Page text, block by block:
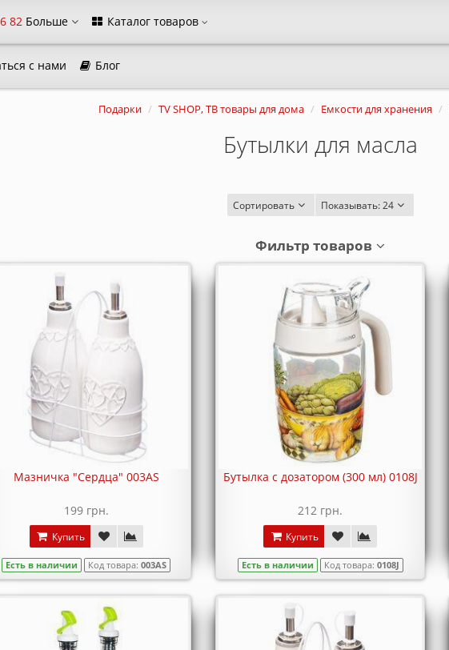
82 Больше Каталог товаров
с нами Блог
Подарки TV SHOP, ТВ товары для дома Емкости для хранения
Бутылки для масла
Сортировать Показывать:24
Українська
Фильтр товаров
Мазничка "Сердца" 003AS
199 грн.
Купить
Есть в наличии Код товара:003AS
Бутылка с дозатором (300 мл) 0108J
212 грн.
Купить
Есть в наличии Код товара: 0108J